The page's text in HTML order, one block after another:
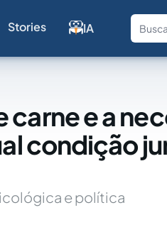
Stories IA
carne e a
condição
e política